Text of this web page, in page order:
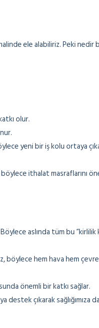
ele alabiliriz. Peki nedir
olur.
yeni bir iş kolu ortaya
ithalat masraflarını
aslında tüm bu “kirlilik
böylece hem hava hem
önemli bir katkı sağlar.
çıkarak sağlığımıza